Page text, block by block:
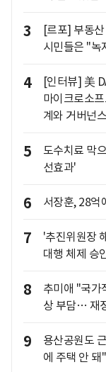
3
[르포] 부동
시민들은 "녹
4
[인터뷰] 美
마이크로소
계와 거버넌
5
도수치료 막
선효과'
6 서장훈, 28억
7
'추진위원장
대행 체제 승
8
추미애 "국가
상 부담… 재
9
용산공원도
에 주택 안 돼"